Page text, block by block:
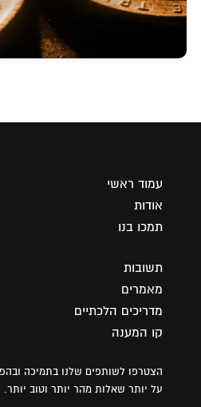
עמוד ראשי
אודות
תמכו בנו
תשובות
מאמרים
מדריכים הלכתיים
קו המענה
הצטרפו לשותפים שלנו בתמיכה
על יותר שאלות מהר יותר וטוב יותר.